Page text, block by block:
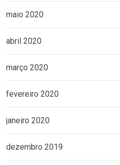
maio 2020
abril 2020
março 2020
fevereiro 2020
janeiro 2020
dezembro 2019